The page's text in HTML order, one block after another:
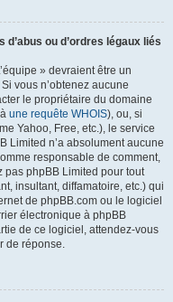
ou d’ordres légaux liés
» devraient être un
vous n’obtenez aucune
le propriétaire du domaine
une requête WHOIS), ou, si
Yahoo, Free, etc.), le service
Limited n’a absolument aucune
responsable de comment,
pas phpBB Limited pour tout
insultant, diffamatoire, etc.) qui
de phpBB.com ou le logiciel
électronique à phpBB
de ce logiciel, attendez-vous
de réponse.